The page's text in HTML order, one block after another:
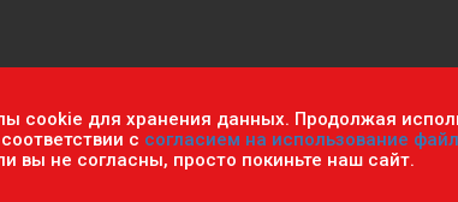
сайт носит исключительно информационный
РФ.Политика конфиденциальности персональных
cookie для хранения данных. Продолжая
с согласием на использование
вы не согласны, просто покиньте наш сайт.